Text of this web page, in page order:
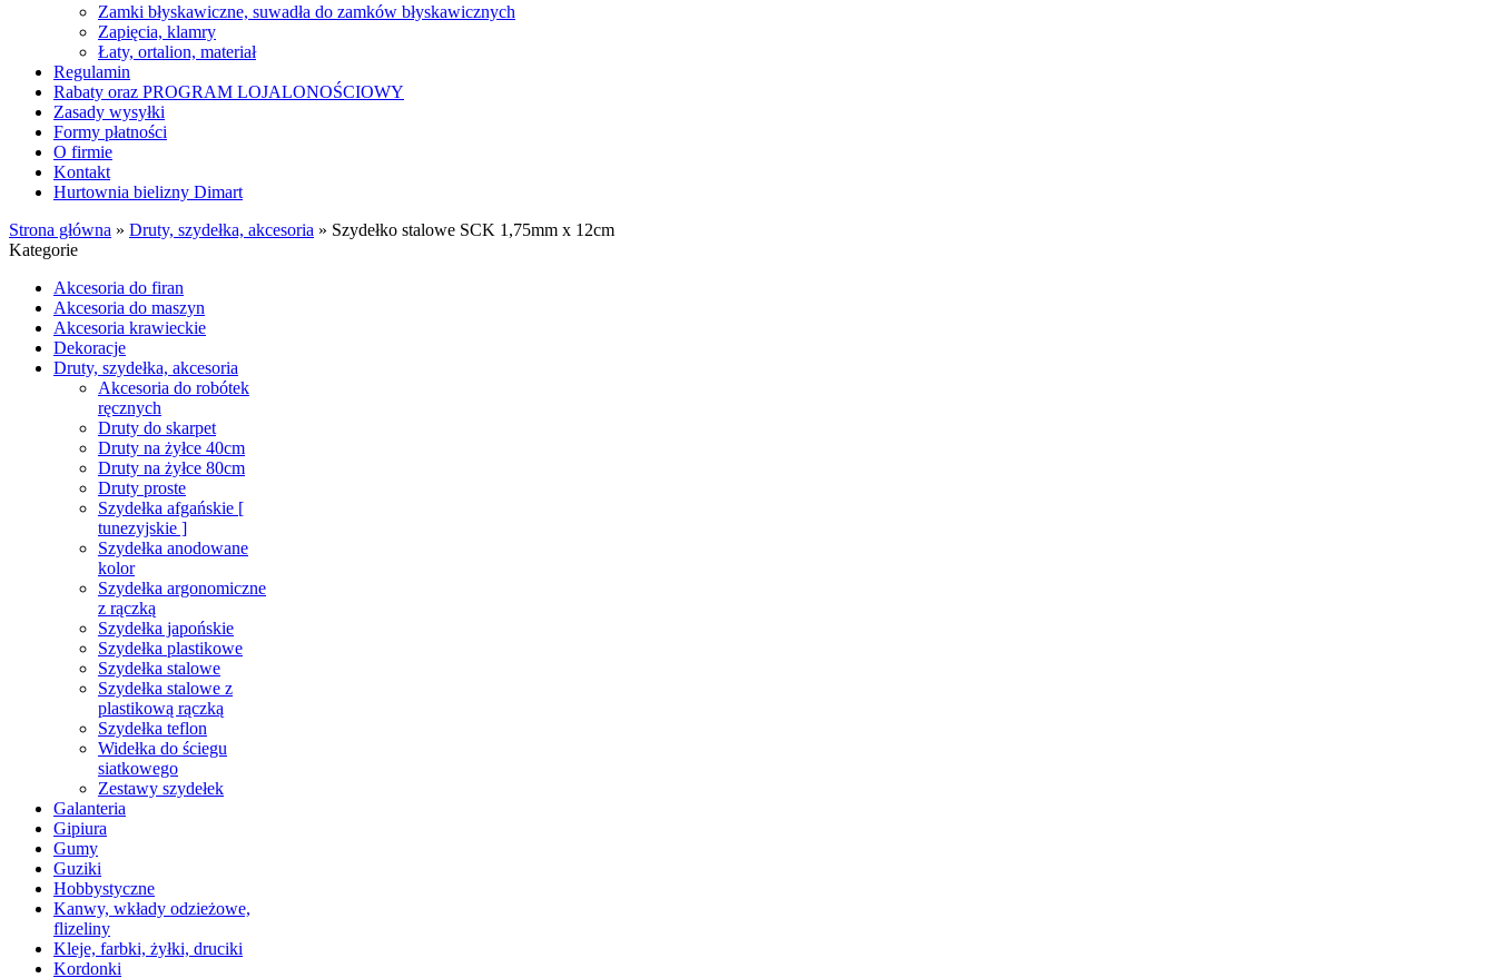
Zamki błyskawiczne, suwadła do zamków błyskawicznych
Zapięcia, klamry
Łaty, ortalion, materiał
Regulamin
Rabaty oraz PROGRAM LOJALONOŚCIOWY
Zasady wysyłki
Formy płatności
O firmie
Kontakt
Hurtownia bielizny Dimart
Strona główna » Druty, szydełka, akcesoria » Szydełko stalowe SCK 1,75mm x 12cm
Kategorie
Akcesoria do firan
Akcesoria do maszyn
Akcesoria krawieckie
Dekoracje
Druty, szydełka, akcesoria
Akcesoria do robótek
ręcznych
Druty do skarpet
Druty na żyłce 40cm
Druty na żyłce 80cm
Druty proste
Szydełka afgańskie [
tunezyjskie ]
Szydełka anodowane
kolor
Szydełka argonomiczne
z rączką
Szydełka japońskie
Szydełka plastikowe
Szydełka stalowe
Szydełka stalowe z
plastikową rączką
Szydełka teflon
Widełka do ściegu
siatkowego
Zestawy szydełek
Galanteria
Gipiura
Gumy
Guziki
Hobbystyczne
Kanwy, wkłady odzieżowe,
flizeliny
Kleje, farbki, żyłki, druciki
Kordonki